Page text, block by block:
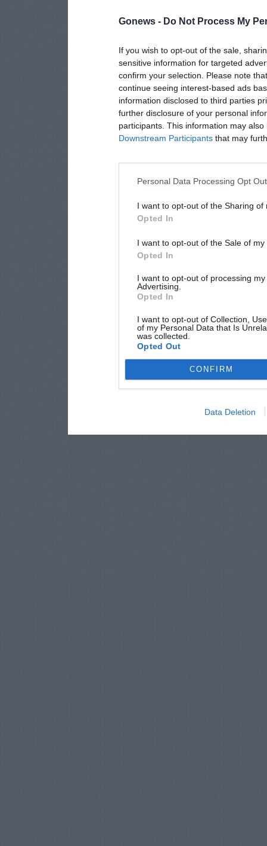
Gonews - Do Not Process My
If you wish to opt-out of the sale,
sensitive information for targeted
confirm your selection. Please note
continue seeing interest-based ads
information disclosed to third parties
further disclosure of your personal
participants. This information may
Downstream Participants that may
Personal Data Processing Opt
I want to opt-out of the Sharing of
Opted In
I want to opt-out of the Sale of
Opted In
I want to opt-out of processing
Advertising.
Opted In
I want to opt-out of Collection,
of my Personal Data that Is
was collected.
Opted Out
CONFIRM
Data Deletion